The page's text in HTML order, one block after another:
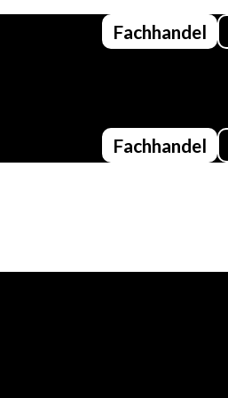
Fachhandel
Fachhandel